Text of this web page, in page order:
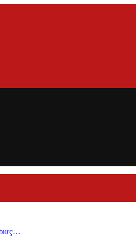
burç…